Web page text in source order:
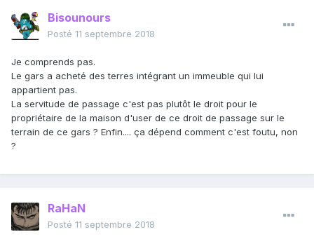
Bisounours
Posté 11 septembre 2018
Je comprends pas.
Le gars a acheté des terres intégrant un immeuble qui lui
appartient pas.
La servitude de passage c'est pas plutôt le droit pour le
propriétaire de la maison d'user de ce droit de passage sur le
terrain de ce gars ? Enfin.... ça dépend comment c'est foutu, non
?
RaHaN
Posté 11 septembre 2018